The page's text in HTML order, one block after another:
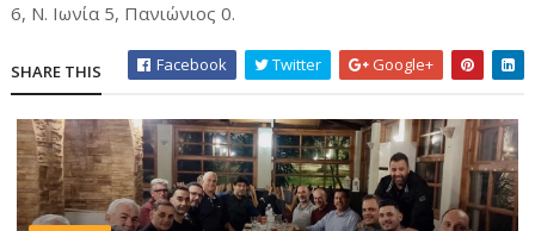
6, Ν. Ιωνία 5, Πανιώνιος 0.
SHARE THIS Facebook Twitter Google+